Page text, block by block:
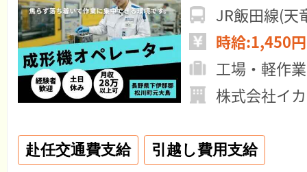
JR飯田線(天
時給:1,450
工場・軽作業
株式会社イ
赴任交通費支給 引越し費用支給